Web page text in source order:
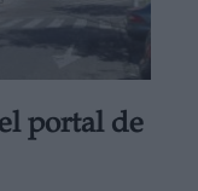
portal de